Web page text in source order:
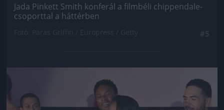
Jada Pinkett Smith konferál a filmbéli chippendale-
csoporttal a háttérben
Jön még kép!